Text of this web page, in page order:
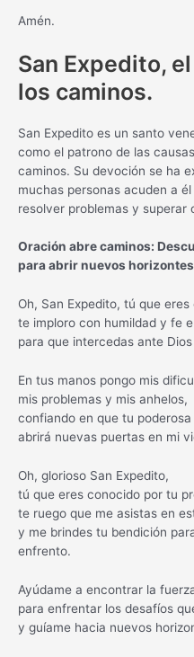
Amén.
San Expedito,
los caminos.
San Expedito es un santo
como el patrono de las
caminos. Su devoción se ha
muchas personas acuden a
resolver problemas y superar
Oración abre caminos:
para abrir nuevos
Oh, San Expedito, tú que
te imploro con humildad y fe
para que intercedas ante
En tus manos pongo mis
mis problemas y mis anhelos,
confiando en que tu
abrirá nuevas puertas en mi
Oh, glorioso San Expedito,
tú que eres conocido por tu
te ruego que me asistas en
y me brindes tu bendición
enfrento.
Ayúdame a encontrar la
para enfrentar los desafíos
y guíame hacia nuevos